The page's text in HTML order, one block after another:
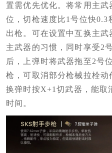
置需优先优化。将常用主
位，切枪速度比1号位快
出枪。可在设置中互换主
主武器的习惯，同时享受2
后，上弹时将武器拖至2号
枪，可取消部分枪械拉栓动
换弹时按X+1切武器，能取
时间。